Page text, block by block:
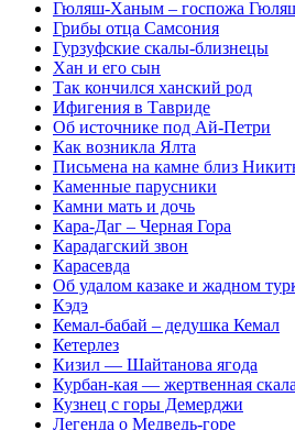
Гюляш-Ханым – госпожа
Грибы отца Самсония
Гурзуфские скалы-близнецы
Хан и его сын
Так кончился ханский род
Ифигения в Тавриде
Об источнике под Ай-Петри
Как возникла Ялта
Письмена на камне близ
Каменные парусники
Камни мать и дочь
Кара-Даг – Черная Гора
Карадагский звон
Карасевда
Об удалом казаке и жадном
Кэдэ
Кемал-бабай – дедушка Кемал
Кетерлез
Кизил — Шайтанова ягода
Курбан-кая — жертвенная скала
Кузнец с горы Демерджи
Легенда о Медведь-горе